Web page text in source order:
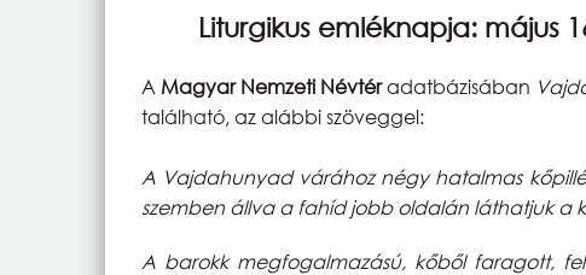
Liturgikus emléknapja: május
A Magyar Nemzeti Névtéradatbázisában
található, az alábbi szöveggel:
A Vajdahunyad várához négy hatalmas
szemben állva a fahíd jobb oldalán láthatjuk a
A barokk megfogalmazású, kőből faragott,